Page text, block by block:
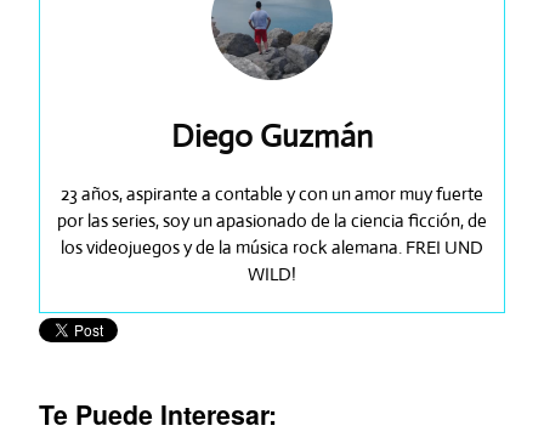
Diego Guzmán
23 años, aspirante a contable y con un amor muy fuerte
por las series, soy un apasionado de la ciencia ficción, de
los videojuegos y de la música rock alemana. FREI UND
WILD!
Te Puede Interesar: